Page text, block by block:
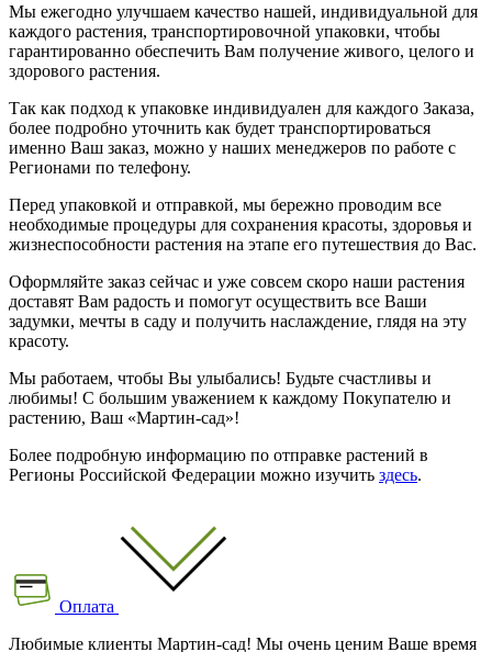
Мы ежегодно улучшаем качество нашей, индивидуальной для
каждого растения, транспортировочной упаковки, чтобы
гарантированно обеспечить Вам получение живого, целого и
здорового растения.
Так как подход к упаковке индивидуален для каждого Заказа,
более подробно уточнить как будет транспортироваться
именно Ваш заказ, можно у наших менеджеров по работе с
Регионами по телефону.
Перед упаковкой и отправкой, мы бережно проводим все
необходимые процедуры для сохранения красоты, здоровья и
жизнеспособности растения на этапе его путешествия до Вас.
Оформляйте заказ сейчас и уже совсем скоро наши растения
доставят Вам радость и помогут осуществить все Ваши
задумки, мечты в саду и получить наслаждение, глядя на эту
красоту.
Мы работаем, чтобы Вы улыбались! Будьте счастливы и
любимы! С большим уважением к каждому Покупателю и
растению, Ваш «Мартин-сад»!
Более подробную информацию по отправке растений в
Регионы Российской Федерации можно изучить здесь.
Оплата
Любимые клиенты Мартин-сад! Мы очень ценим Ваше время